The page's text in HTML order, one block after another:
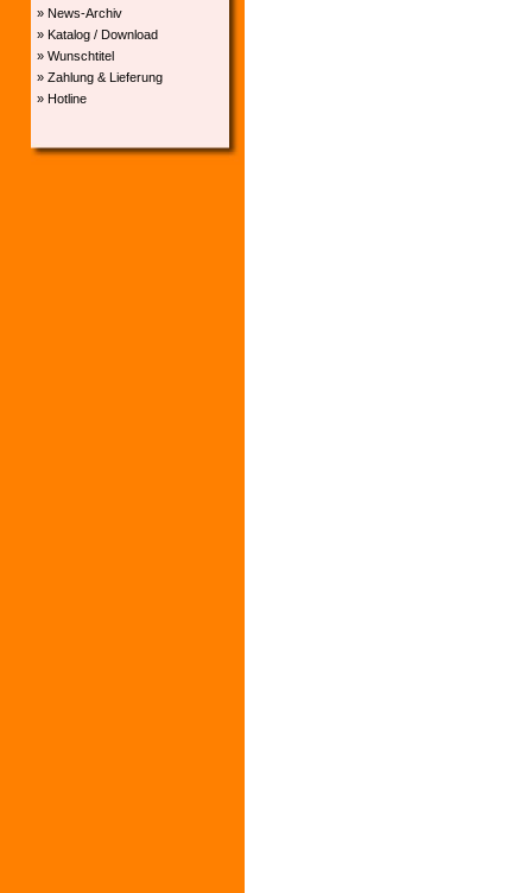
» News-Archiv
» Katalog / Download
» Wunschtitel
» Zahlung & Lieferung
» Hotline